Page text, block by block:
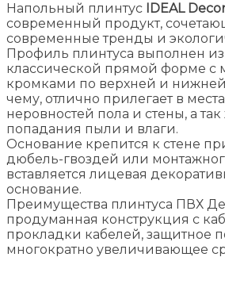
Напольный плинтус IDEAL
современный продукт,
современные тренды и
Профиль плинтуса выполнен
классической прямой форме с
кромками по верхней и нижней
чему, отлично прилегает в
неровностей пола и стены, а
попадания пыли и влаги.
Основание крепится к стене
дюбель-гвоздей или
вставляется лицевая
основание.
Преимущества плинтуса ПВХ
продуманная конструкция с
прокладки кабелей, защитное
многократно увеличивающее